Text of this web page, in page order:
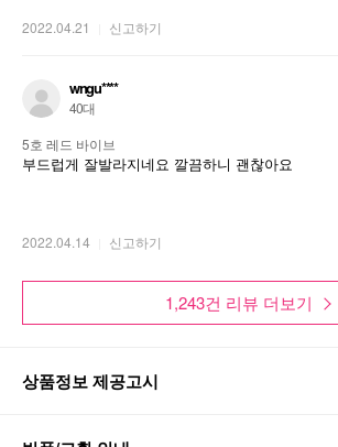
요~^^
2022.04.21 신고하기
wngu****
40대
5호 레드 바이브
부드럽게 잘발라지네요 깔끔하니 괜찮아요
2022.04.14 신고하기
1,243건 리뷰 더보기
상품정보 제공고시